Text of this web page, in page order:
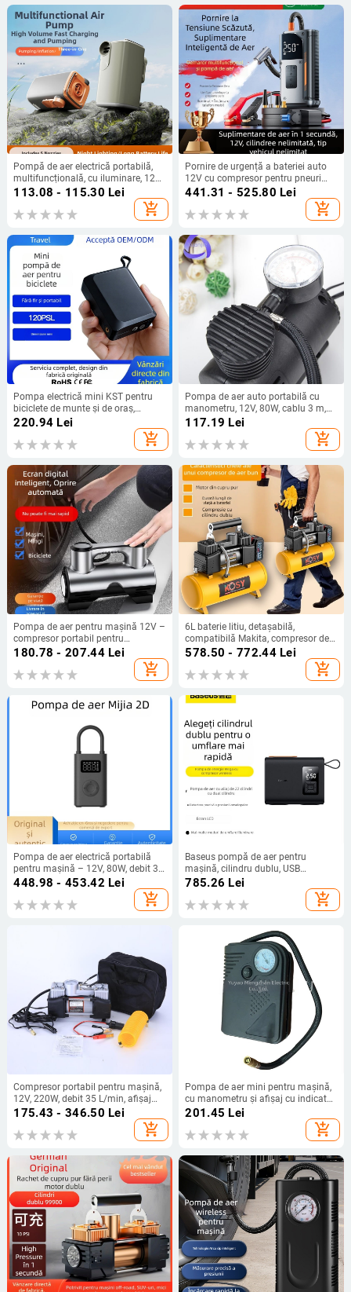
Pompă de aer electrică portabilă,
multifuncțională, cu iluminare, 12V,
70 L/min, baterie de litiu, <80W,
timp de funcționare 5–20 de
minute
113.08 - 115.30 Lei
add_shopping_cart
Pornire de urgență a bateriei auto
12V cu compresor pentru pneuri
fără fir – totul într-un singur
441.31 - 525.80 Lei
add_shopping_cart
Pompa electrică mini KST pentru
biciclete de munte și de oraș,
pompă portabilă cu AI inteligentă
USB, afișaj LED al presiunii în timp
real, oprire automată și protecție la
220.94 Lei
add_shopping_cart
Pompa de aer auto portabilă cu
manometru, 12V, 80W, cablu 3 m,
debit 70 L/min, umflare rapidă
117.19 Lei
add_shopping_cart
Pompa de aer pentru mașină 12V –
compresor portabil pentru
anvelope, afișaj digital, putere mare,
180.78 - 207.44Lei
add_shopping_cart
6L baterie litiu, detașabilă,
compatibilă Makita, compresor de
aer auto 12V, mini, cu două cilindri,
578.50 - 772.44Lei
add_shopping_cart
Pompa de aer electrică portabilă
pentru mașină – 12V, 80W, debit 30
L/min, baterie litiu, iluminare LED
448.98 - 453.42 Lei
add_shopping_cart
Baseus pompă de aer pentru
mașină, cilindru dublu, USB
încărcare, 12V, 220W
785.26 Lei
add_shopping_cart
Compresor portabil pentru mașină,
12V, 220W, debit 35 L/min, afișaj
digital, cilindri multipli
175.43 - 346.50 Lei
add_shopping_cart
Pompa de aer mini pentru mașină,
cu manometru și afișaj cu indicator,
120W
201.45 Lei
add_shopping_cart